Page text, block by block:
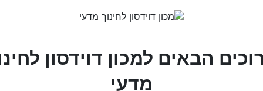
הבאים למכון דוידסון
מדעי